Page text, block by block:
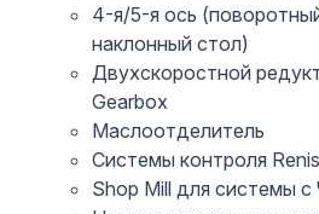
4-я/5-я ось
наклонный стол)
Двухскоростной
Gearbox
Маслоотделитель
Системы контроля
Shop Mill для системы